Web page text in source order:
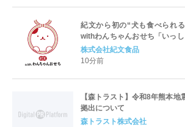
紀文から初の“犬も食べられ
withわんちゃんおせち「いっ
ふく-」』
株式会社紀文食品
10分前
【森トラスト】令和8年熊本
拠出について
森トラスト株式会社